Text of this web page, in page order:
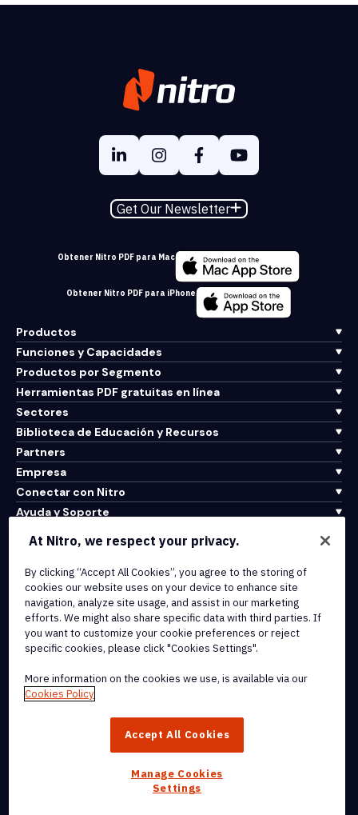
Get Our Newsletter
Obtener Nitro PDF para Mac
Obtener Nitro PDF para iPhone
Productos
Funciones y Capacidades
Productos por Segmento
Herramientas PDF gratuitas en línea
Sectores
Biblioteca de Educación y Recursos
Partners
Empresa
Conectar con Nitro
Ayuda y Soporte
Terms of Service
Cookie Policy
Copyright Policy
All Terms & Policies
trademarks, of Nitro Software, Inc. or its affiliates in the United
At Nitro, we respect your privacy.
By clicking “Accept All Cookies”, you agree to the storing of
cookies our website uses on your device to enhance site
navigation, analyze site usage, and assist in our marketing
efforts. We might also share specific data with third parties. If
you want to customize your cookie preferences or reject
specific cookies, please click "Cookies Settings".
More information on the cookies we use, is available via our
Cookies Policy
Accept All Cookies
Manage Cookies
Settings